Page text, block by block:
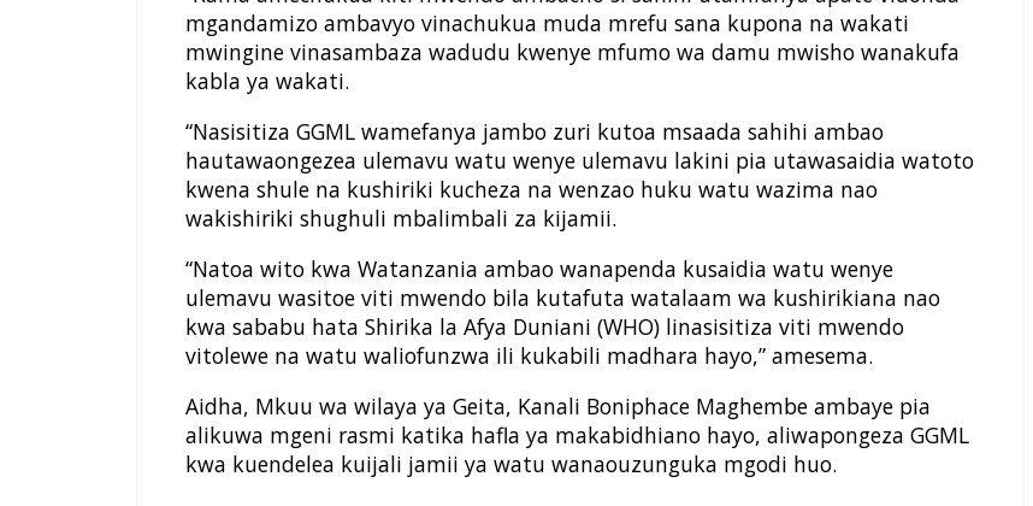
mgandamizo ambavyo vinachukua muda mrefu sana kupona na wakati
mwingine vinasambaza wadudu kwenye mfumo wa damu mwisho wanakufa
kabla ya wakati.
“Nasisitiza GGML wamefanya jambo zuri kutoa msaada sahihi ambao
hautawaongezea ulemavu watu wenye ulemavu lakini pia utawasaidia watoto
kwena shule na kushiriki kucheza na wenzao huku watu wazima nao
wakishiriki shughuli mbalimbali za kijamii.
“Natoa wito kwa Watanzania ambao wanapenda kusaidia watu wenye
ulemavu wasitoe viti mwendo bila kutafuta watalaam wa kushirikiana nao
kwa sababu hata Shirika la Afya Duniani (WHO) linasisitiza viti mwendo
vitolewe na watu waliofunzwa ili kukabili madhara hayo,” amesema.
Aidha, Mkuu wa wilaya ya Geita, Kanali Boniphace Maghembe ambaye pia
alikuwa mgeni rasmi katika hafla ya makabidhiano hayo, aliwapongeza GGML
kwa kuendelea kuijali jamii ya watu wanaouzunguka mgodi huo.